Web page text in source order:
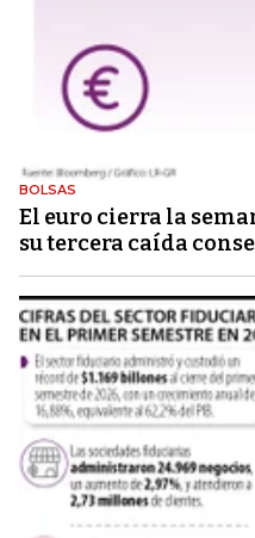
BOLSAS
El euro cierra la
su tercera caída